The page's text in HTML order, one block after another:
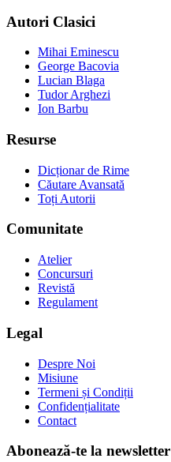
Autori Clasici
Mihai Eminescu
George Bacovia
Lucian Blaga
Tudor Arghezi
Ion Barbu
Resurse
Dicționar de Rime
Căutare Avansată
Toți Autorii
Comunitate
Atelier
Concursuri
Revistă
Regulament
Legal
Despre Noi
Misiune
Termeni și Condiții
Confidențialitate
Contact
Abonează-te la newsletter